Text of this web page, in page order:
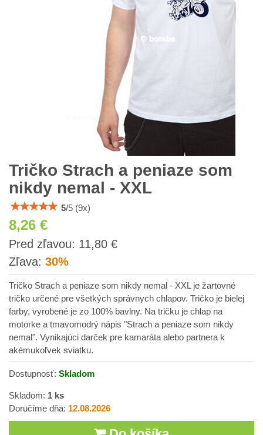
Tričko Strach a peniaze som
nikdy nemal - XXL
5/5 (9x)
8,26 €
Pred zľavou: 11,80 €s
Zľava: 30%
Tričko Strach a peniaze som nikdy nemal - XXL je žartovné
tričko určené pre všetkých správnych chlapov. Tričko je bielej
farby, vyrobené je zo 100% bavlny. Na tričku je chlap na
motorke a tmavomodrý nápis "Strach a peniaze som nikdy
nemal". Vynikajúci darček pre kamaráta alebo partnera k
akémukoľvek sviatku.
Dostupnosť: Skladom
Skladom: 1 ks
Doručíme dňa: 12.08.2026